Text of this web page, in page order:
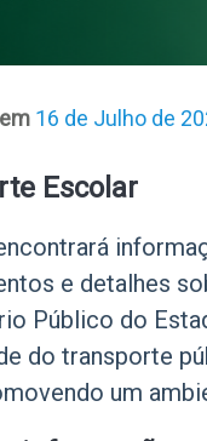
16 de Julho de
Escolar
e detalhes
Público do
do transporte
um